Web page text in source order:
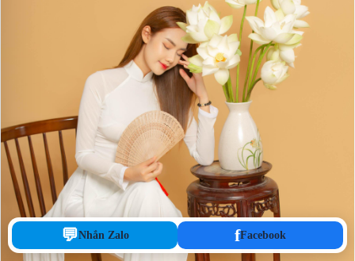
💬Nhắn Zalo fFacebook